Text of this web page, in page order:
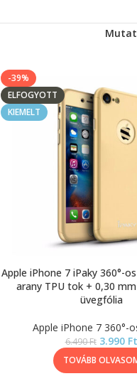
Mutat
-39%
ELFOGYOTT
KIEMELT
Apple iPhone 7 iPaky 360°-
arany TPU tok + 0,30
üvegfólia
Apple iPhone 7 360°-
6.490Ft 3.990 Ft
TOVÁBB